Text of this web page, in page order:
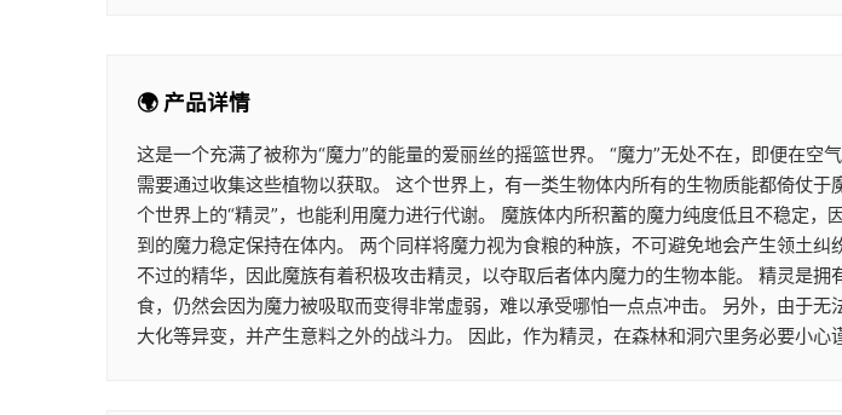
🌍 产品详情
这是一个充满了被称为“魔力”的能量的爱丽丝的摇篮世界。 “魔力”无处不在，即便在空
需要通过收集这些植物以获取。 这个世界上，有一类生物体内所有的生物质能都倚仗
个世界上的“精灵”，也能利用魔力进行代谢。 魔族体内所积蓄的魔力纯度低且不稳定
到的魔力稳定保持在体内。 两个同样将魔力视为食粮的种族，不可避免地会产生领土
不过的精华，因此魔族有着积极攻击精灵，以夺取后者体内魔力的生物本能。 精灵是
食，仍然会因为魔力被吸取而变得非常虚弱，难以承受哪怕一点点冲击。 另外，由于
大化等异变，并产生意料之外的战斗力。 因此，作为精灵，在森林和洞穴里务必要小心